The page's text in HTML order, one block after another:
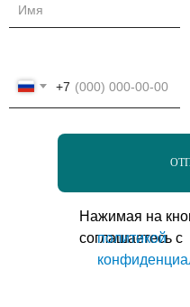
+7
Нажимая на
соглашаетесь с
политикой